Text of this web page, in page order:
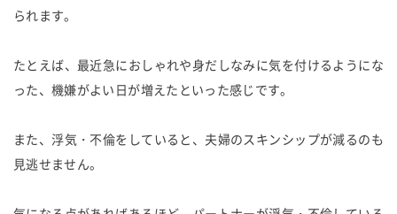
られます。
たとえば、最近急におしゃれや身だしなみに気を付けるようにな
った、機嫌がよい日が増えたといった感じです。
また、浮気・不倫をしていると、夫婦のスキンシップが減るのも
見逃せません。